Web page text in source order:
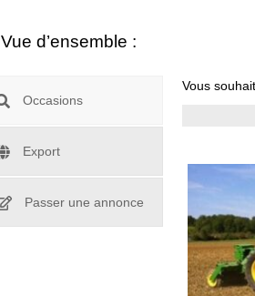
Vue d’ensemble :
Occasions
Export
Passer une annonce
Vous